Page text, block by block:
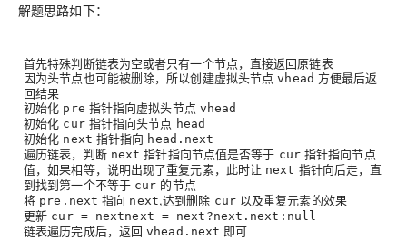
解题思路如下：
首先特殊判断链表为空或者只有一个节点，直接返回原链表
因为头节点也可能被删除，所以创建虚拟头节点vhead 方便最后返
回结果
初始化 pre 指针指向虚拟头节点 vhead
初始化 cur指针指向头节点 head
初始化 next 指针指向 head.next
遍历链表，判断 next 指针指向节点值是否等于 cur指针指向节点
值，如果相等，说明出现了重复元素，此时让 next 指针向后走，直
到找到第一个不等于 cur 的节点
将 pre.next 指向 next,达到删除 cur以及重复元素的效果
更新 cur = nextnext = next?next.next:null
链表遍历完成后，返回vhead.next 即可